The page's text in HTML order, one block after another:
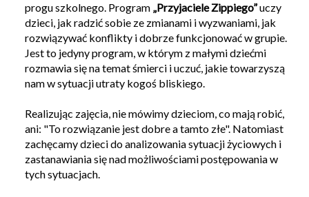
progu szkolnego. Program „Przyjaciele Zippiego”uczy
dzieci, jak radzić sobie ze zmianami i wyzwaniami, jak
rozwiązywać konflikty i dobrze funkcjonować w grupie.
Jest to jedyny program, w którym z małymi dziećmi
rozmawia się na temat śmierci i uczuć, jakie towarzyszą
nam w sytuacji utraty kogoś bliskiego.
Realizując zajęcia, nie mówimy dzieciom, co mają robić,
ani: "To rozwiązanie jest dobre a tamto złe". Natomiast
zachęcamy dzieci do analizowania sytuacji życiowych i
zastanawiania się nad możliwościami postępowania w
tych sytuacjach.